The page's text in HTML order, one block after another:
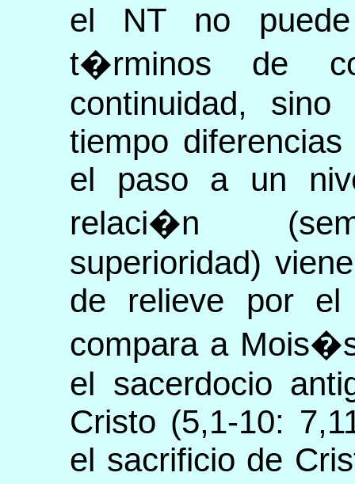
el NT no
t�rminos de
continuidad,
tiempo
el paso a un
relaci�n
superioridad)
de relieve por el
compara a
el sacerdocio
Cristo (5,1-10:
el sacrificio de